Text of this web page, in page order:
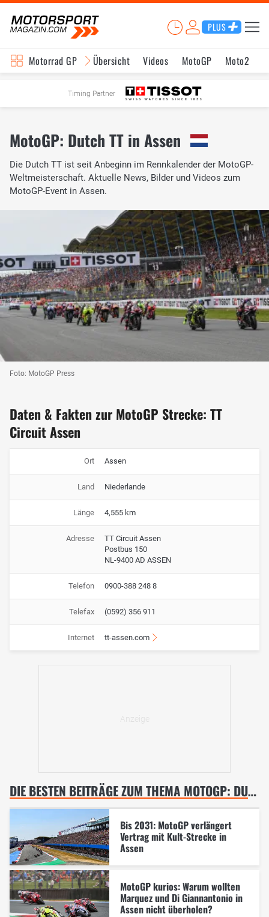
PLUS
Motorrad GP Übersicht Videos MotoGP Moto2
Timing Partner
MotoGP: Dutch TT in Assen
Die Dutch TT ist seit Anbeginn im Rennkalender der MotoGP-
Weltmeisterschaft. Aktuelle News, Bilder und Videos zum
MotoGP-Event in Assen.
Foto: MotoGP Press
Daten & Fakten zur MotoGP Strecke: TT
Circuit Assen
Ort Assen
Land Niederlande
Länge 4,555 km
Adresse
TT Circuit Assen
Postbus 150
NL-9400 AD ASSEN
Telefon 0900-388 248 8
Telefax (0592) 356 911
Internet tt-assen.com
DIE BESTEN BEITRÄGE ZUM THEMA MOTOGP: DUTCH TT IN ASSEN
Bis 2031: MotoGP verlängert
Vertrag mit Kult-Strecke in
Assen
MotoGP kurios: Warum wollten
Marquez und Di Giannantonio in
Assen nicht überholen?